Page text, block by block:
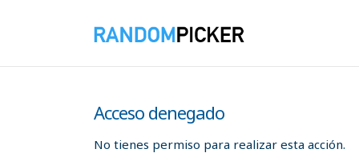
Acceso denegado
No tienes permiso para realizar esta acción.